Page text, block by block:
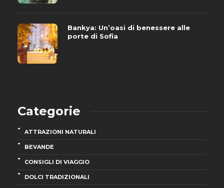
Bankya: Un’oasi di benessere alle
porte di Sofia
Categorie
ATTRAZIONI NATURALI
BEVANDE
CONSIGLI DI VIAGGIO
DOLCI TRADIZIONALI